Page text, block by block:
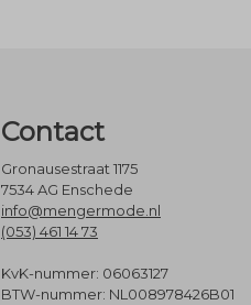
Contact
Gronausestraat 1175
7534 AG Enschede
info@mengermode.nl
(053) 461 14 73
KvK-nummer: 06063127
BTW-nummer: NL008978426B01